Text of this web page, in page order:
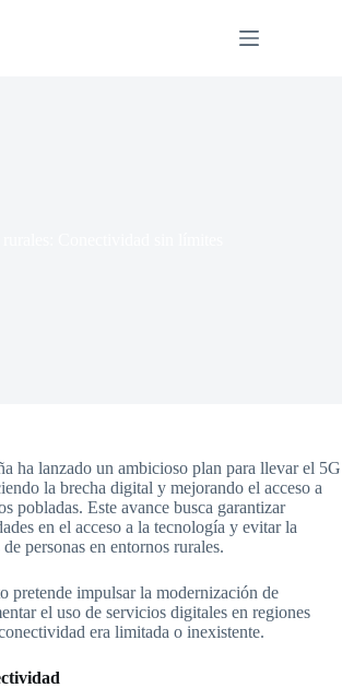
ha lanzado un ambicioso plan para llevar el 5G
la brecha digital y mejorando el acceso a
pobladas. Este avance busca garantizar
en el acceso a la tecnología y evitar la
personas en entornos rurales.
pretende impulsar la modernización de
el uso de servicios digitales en regiones
era limitada o inexistente.